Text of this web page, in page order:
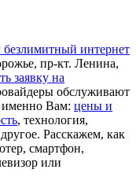
безлимитный интернет
пр-кт. Ленина,
заявку на
обслуживают
Вам: цены и
, технология,
Расскажем, как
смартфон,
или